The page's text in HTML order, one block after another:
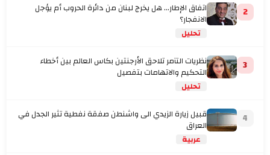
2 اتفاق الإطار... هل يخرج لبنان من دائرة الحروب أم يؤجل
الانفجار؟
تحليل
3 نظريات التآمر تلاحق الأرجنتين بكاس العالم بين أخطاء
التحكيم والاتهامات بتفصيل
تحليل
4 قبيل زيارة الزيدي الى واشنطن صفقة نفطية تثير الجدل في
العراق
عربية